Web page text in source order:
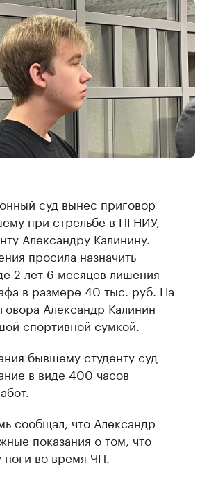
суд вынес приговор
при стрельбе в ПГНИУ,
Александру Калинину.
просила назначить
2 лет 6 месяцев лишения
в размере 40 тыс. руб. На
Александр Калинин
спортивной сумкой.
бывшему студенту суд
в виде 400 часов
сообщал, что Александр
показания о том, что
ноги во время ЧП.